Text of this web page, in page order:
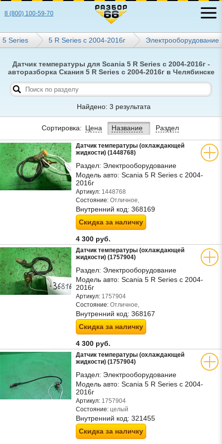
8 (800) 100-59-70
5 Series 5 R Series с 2004-2016г Электрооборудование
Датчик температуры для Scania 5 R Series с 2004-2016г -
авторазборка Скания 5 R Series с 2004-2016г в Челябинске
Найдено: 3 результата
Сортировка: Цена Название Раздел
Датчик температуры (охлаждающей
жидкости) (1448768)
Раздел: Электрооборудование
Модель авто: Scania 5 R Series с 2004-
2016г
Артикул: 1448768
Состояние: Отличное,
Внутренний код: 368169
Скидка за наличку
4 300 руб.
Датчик температуры (охлаждающей
жидкости) (1757904)
Раздел: Электрооборудование
Модель авто: Scania 5 R Series с 2004-
2016г
Артикул: 1757904
Состояние: Отличное,
Внутренний код: 368167
Скидка за наличку
4 300 руб.
Датчик температуры (охлаждающей
жидкости) (1757904)
Раздел: Электрооборудование
Модель авто: Scania 5 R Series с 2004-
2016г
Артикул: 1757904
Состояние: целый
Внутренний код: 321455
Скидка за наличку